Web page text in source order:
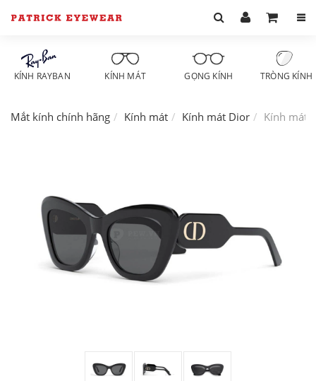
KÍNH RAYBAN KÍNH MÁT GỌNG KÍNH TRÒNG KÍNH
Mắt kính chính hãng Kính mát Kính mát Dior Kính mát